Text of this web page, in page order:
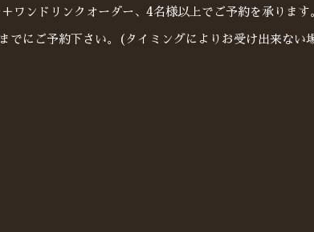
ワンドリンクオーダー、4名様以上でご予約を承ります
でにご予約下さい。(タイミングによりお受け出来ない